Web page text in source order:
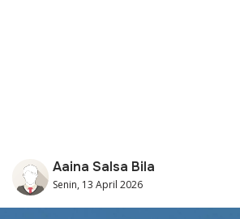
Aaina Salsa Bila
Senin, 13 April 2026